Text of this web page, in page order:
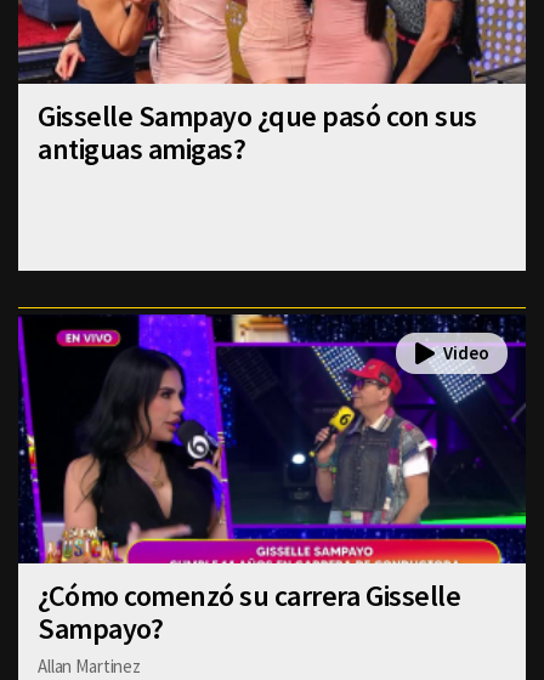
Gisselle Sampayo ¿que pasó con sus
antiguas amigas?
¿Cómo comenzó su carrera Gisselle
Sampayo?
Allan Martinez